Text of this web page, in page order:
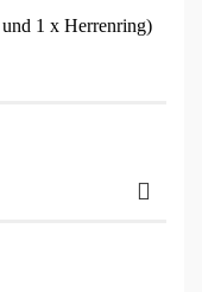
1 x Herrenring)